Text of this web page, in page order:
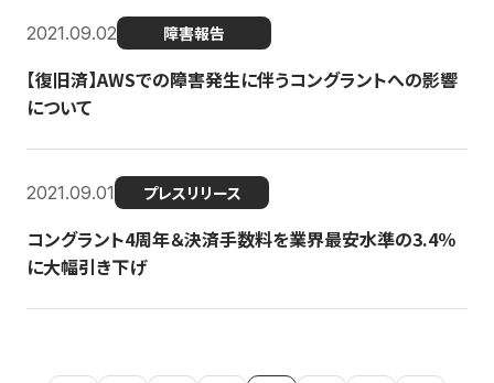
2021.09.02 障害報告
【復旧済】AWSでの障害発生に伴うコングラントへの影響
について
2021.09.01 プレスリリース
コングラント4周年＆決済手数料を業界最安水準の3.4％
に大幅引き下げ